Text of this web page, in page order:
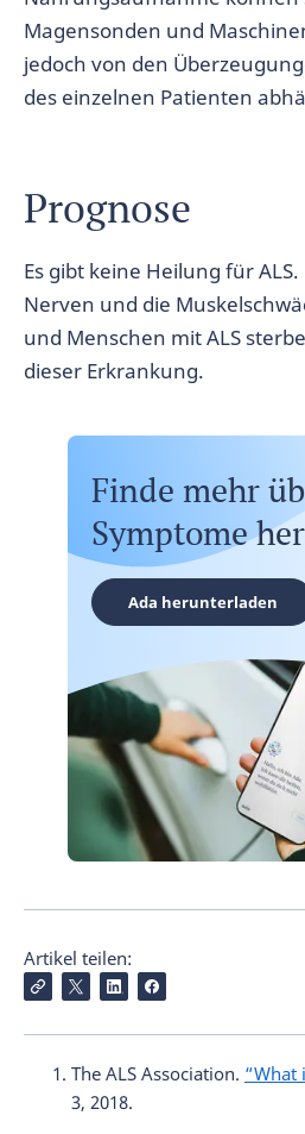
Magensonden und
jedoch von den
des einzelnen Patienten
Prognose
Es gibt keine Heilung für
Nerven und die
und Menschen mit ALS
dieser Erkrankung.
Finde mehr
Symptome
Ada herunterladen
Artikel teilen:
The ALS Association. “What
3, 2018.